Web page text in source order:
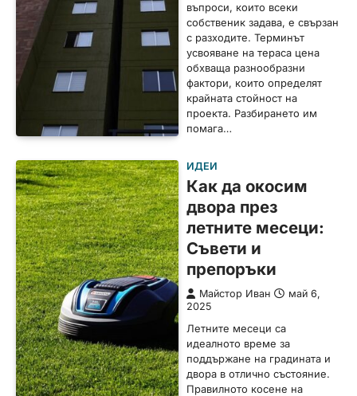
въпроси, които всеки
собственик задава, е свързан
с разходите. Терминът
усвояване на тераса цена
обхваща разнообразни
фактори, които определят
крайната стойност на
проекта. Разбирането им
помага…
ИДЕИ
Как да окосим
двора през
летните месеци:
Съвети и
препоръки
Майстор Иван
май 6,
2025
Летните месеци са
идеалното време за
поддържане на градината и
двора в отлично състояние.
Правилното косене на